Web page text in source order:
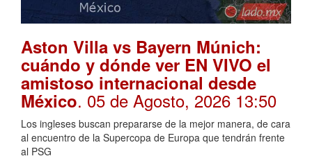
Aston Villa vs Bayern Múnich:
cuándo y dónde ver EN VIVO el
amistoso internacional desde
México. 05 de Agosto, 2026 13:50
Los ingleses buscan prepararse de la mejor manera, de cara
al encuentro de la Supercopa de Europa que tendrán frente
al PSG